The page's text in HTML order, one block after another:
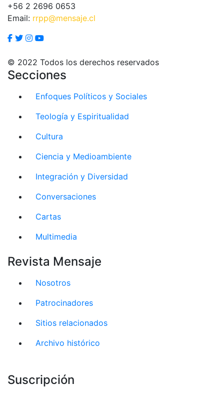
+56 2 2696 0653
Email: rrpp@mensaje.cl
© 2022 Todos los derechos reservados
Secciones
Enfoques Políticos y Sociales
Teología y Espiritualidad
Cultura
Ciencia y Medioambiente
Integración y Diversidad
Conversaciones
Cartas
Multimedia
Revista Mensaje
Nosotros
Patrocinadores
Sitios relacionados
Archivo histórico
Suscripción